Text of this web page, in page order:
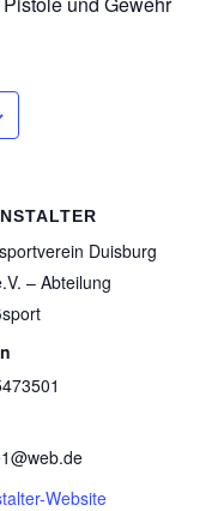
Duis­burg
– Abtei­lung
Website